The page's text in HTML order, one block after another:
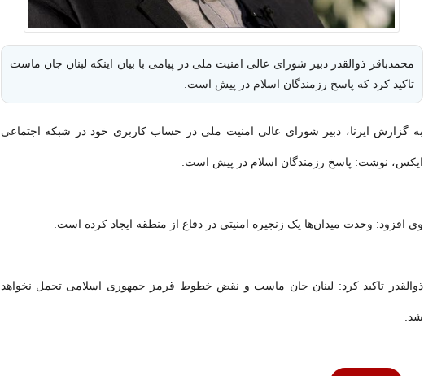
محمدباقر ذوالقدر دبیر شورای عالی امنیت ملی در پیامی با بیان اینکه لبنان جان ماست
تاکید کرد که ‏پاسخ رزمندگان اسلام در پیش است.
به گزارش ایرنا، دبیر شورای عالی امنیت ملی در حساب کاربری خود در شبکه اجتماعی
ایکس، نوشت: ‏پاسخ رزمندگان اسلام در پیش است.
وی افزود: وحدت میدان‌ها یک زنجیره امنیتی در دفاع از منطقه ایجاد کرده است.
ذوالقدر تاکید کرد: لبنان جان ماست و نقض خطوط قرمز جمهوری اسلامی تحمل نخواهد
شد.